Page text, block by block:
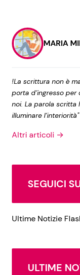
MARIA
!La scrittura non è
porta d’ingresso
noi. La parola scritta
illuminare
Altri articoli →
SEGUICI
Ultime Notizie
ULTIME